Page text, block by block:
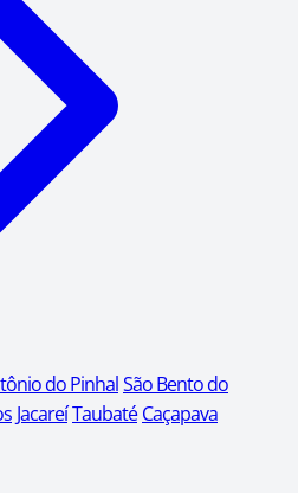
do PinhalSão Bento do
JacareíTaubaté Caçapava